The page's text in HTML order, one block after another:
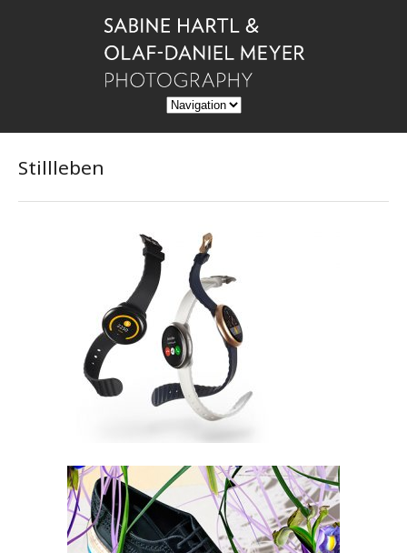
Stillleben